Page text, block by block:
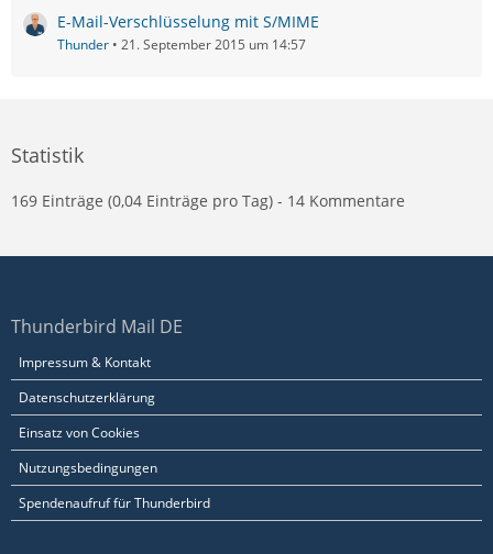
E-Mail-Verschlüsselung mit S/MIME
Thunder 21. September 2015 um 14:57
Statistik
169 Einträge (0,04 Einträge pro Tag) - 14 Kommentare
Thunderbird Mail DE
Impressum & Kontakt
Datenschutzerklärung
Einsatz von Cookies
Nutzungsbedingungen
Spendenaufruf für Thunderbird